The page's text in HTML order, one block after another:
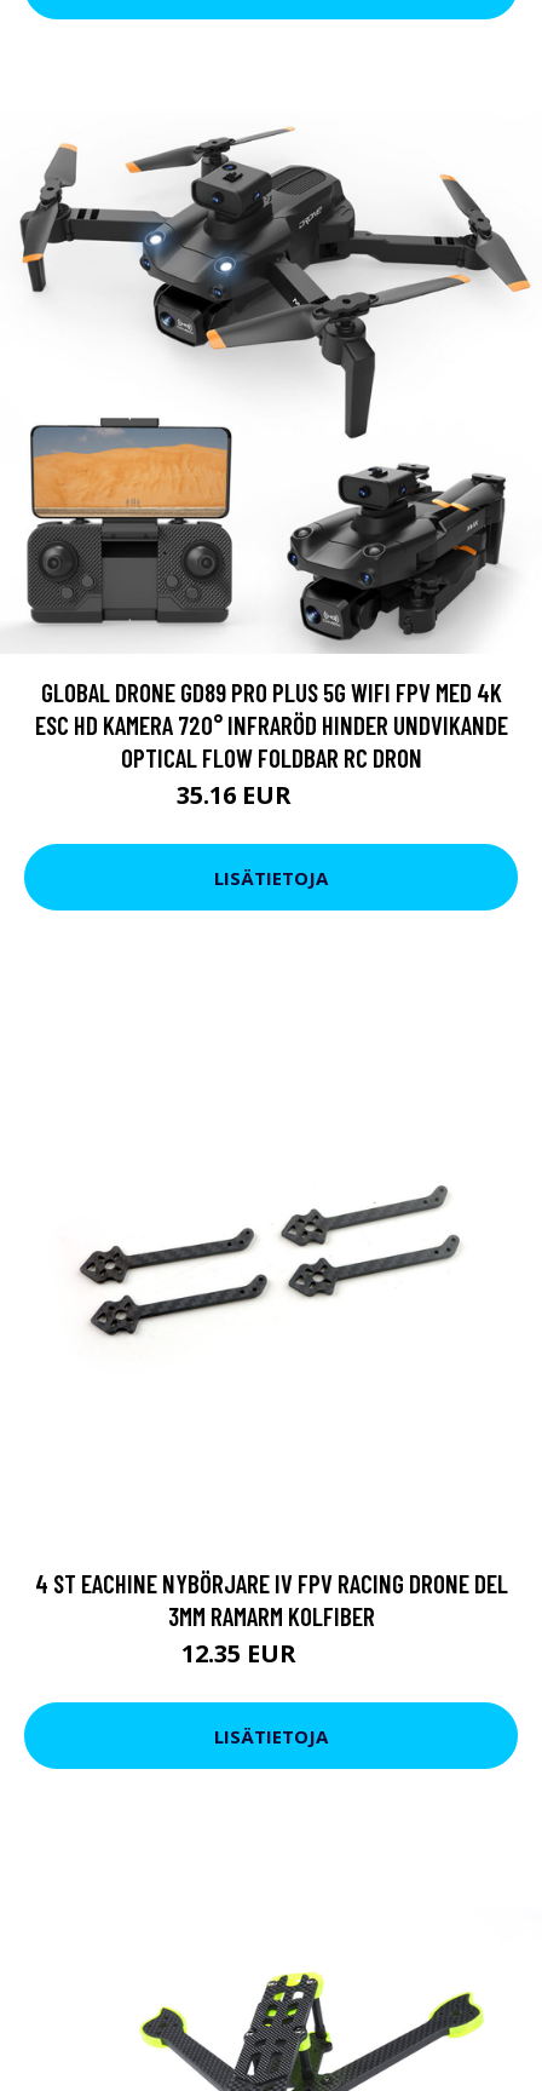
GLOBAL DRONE GD89 PRO PLUS 5G WIFI FPV MED 4K
ESC HD KAMERA 720° INFRARÖD HINDER UNDVIKANDE
OPTICAL FLOW FOLDBAR RC DRON
35.16 EUR
LISÄTIETOJA
4 ST EACHINE NYBÖRJARE IV FPV RACING DRONE DEL
3MM RAMARM KOLFIBER
12.35 EUR
LISÄTIETOJA